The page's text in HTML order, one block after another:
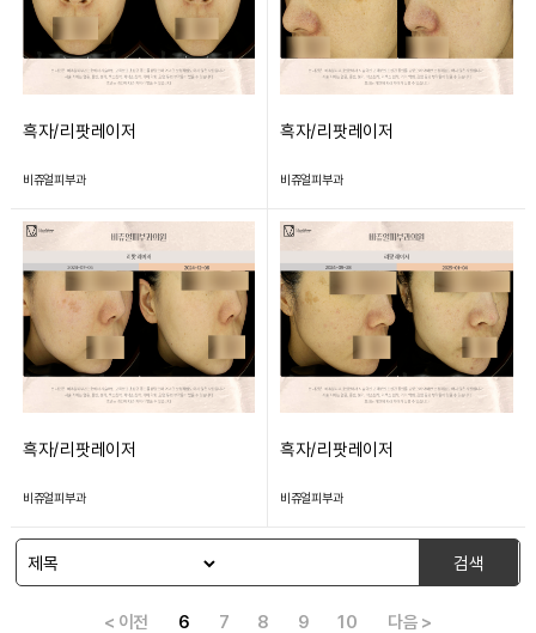
흑자/리팟레이저
비쥬얼피부과
흑자/리팟레이저
비쥬얼피부과
흑자/리팟레이저
비쥬얼피부과
흑자/리팟레이저
비쥬얼피부과
검색
< 이전 6 7 8 9 10 다음 >